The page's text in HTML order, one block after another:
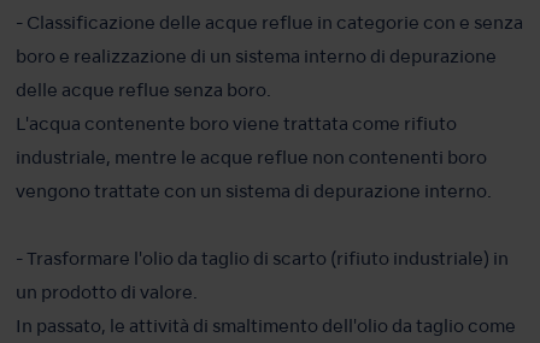
- Classificazione delle acque reflue in categorie con e senza
boro e realizzazione di un sistema interno di depurazione
delle acque reflue senza boro.
L'acqua contenente boro viene trattata come rifiuto
industriale, mentre le acque reflue non contenenti boro
vengono trattate con un sistema di depurazione interno.
- Trasformare l'olio da taglio di scarto (rifiuto industriale) in
un prodotto di valore.
In passato, le attività di smaltimento dell'olio da taglio come